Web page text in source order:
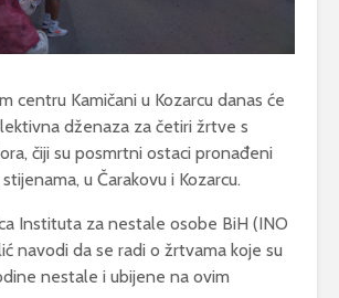
centru Kamičani u Kozarcu danas će
dženaza za četiri žrtve s
čiji su posmrtni ostaci pronađeni
u Čarakovu i Kozarcu.
Instituta za nestale osobe BiH (INO
navodi da se radi o žrtvama koje su
nestale i ubijene na ovim